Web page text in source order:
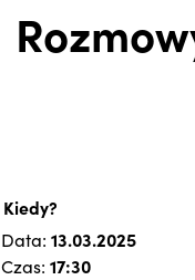
Kiedy?
Data: 13.03.2025
Czas: 17:30